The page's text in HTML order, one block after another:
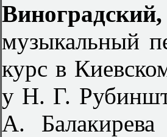
музыкальный
курс в
у Н. Г.
А.